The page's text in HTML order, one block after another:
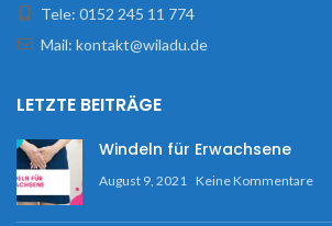
Tele: 0152 245 11 774
Mail: kontakt@wiladu.de
LETZTE BEITRÄGE
Windeln für Erwachsene
August 9, 2021 Keine Kommentare